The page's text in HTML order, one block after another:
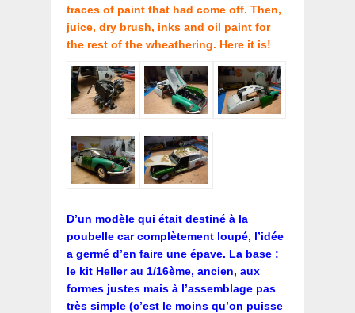
traces of paint that had come off. Then,
juice, dry brush, inks and oil paint for
the rest of the wheathering. Here it is!
D’un modèle qui était destiné à la
poubelle car complètement loupé, l’idée
a germé d’en faire une épave. La base :
le kit Heller au 1/16ème, ancien, aux
formes justes mais à l’assemblage pas
très simple (c’est le moins qu’on puisse